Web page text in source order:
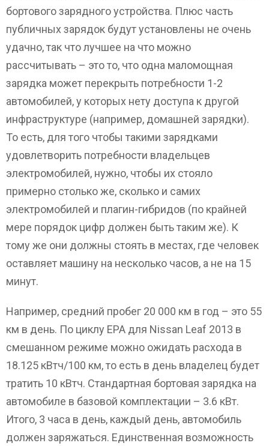
бортового зарядного устройства. Плюс часть
публичных зарядок будут установлены не очень
удачно, так что лучшее на что можно
рассчитывать – это то, что одна маломощная
зарядка может перекрыть потребности 1-2
автомобилей, у которых нету доступа к другой
инфраструктуре (например, домашней зарядки).
То есть, для того чтобы такими зарядками
удовлетворить потребности владельцев
электромобилей, нужно, чтобы их стояло
примерно столько же, сколько и самих
электромобилей и плагин-гибридов (по крайней
мере порядок цифр должен быть таким же). К
тому же они должны стоять в местах, где человек
оставляет машину на несколько часов, а не на 15
минут.
Например, средний пробег 20 000 км в год – это 55
км в день. По циклу EPA для Nissan Leaf 2013 в
смешанном режиме можно ожидать расхода в
18.125 кВтч/100 км, то есть в день владелец будет
тратить 10 кВтч. Стандартная бортовая зарядка на
автомобиле в базовой комплектации – 3.6 кВт.
Итого, 3 часа в день, каждый день, автомобиль
должен заряжаться. Единственная возможность